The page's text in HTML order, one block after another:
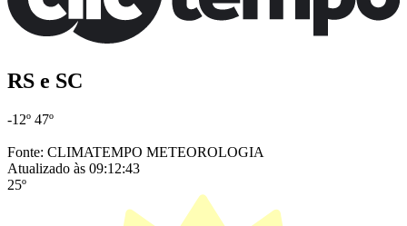
RS e SC
-12º 47º
Fonte: CLIMATEMPO METEOROLOGIA
Atualizado às 09:12:43
25º